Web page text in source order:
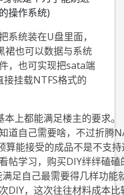
操作系统)
系统装在U盘里面，
裙也可以数据与系统
，也可实现把sata端
挂载NTFS格式的
上都能满足楼主的要求。
道自己需要啥，不过折腾
算能接受的成品不是不支
帖学习，购买DIY绊绊磕
足自己最需要得几样功能
DIY，这次往往材料成本